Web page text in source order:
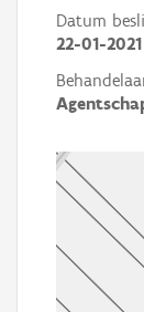
Datum
22-01-2021